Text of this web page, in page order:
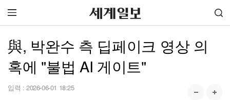
與, 박완수 측 딥페이크 영상 의
혹에 "불법 AI 게이트"
입력 : 2026-06-01 18:25